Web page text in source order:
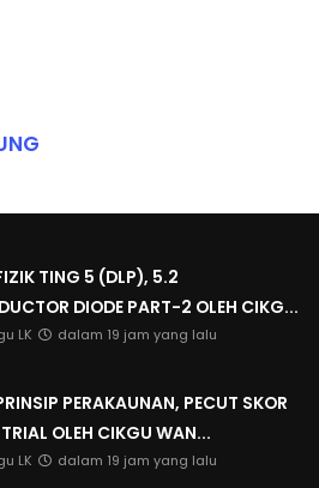
TING 5 (DLP), 5.2
DIODE PART-2 OLEH CIKG...
LK dalam 19 jam yang lalu
PERAKAUNAN, PECUT SKOR
OLEH CIKGU WAN...
LK dalam 19 jam yang lalu